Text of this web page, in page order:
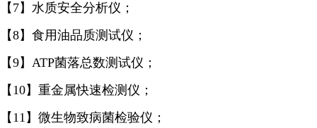
【7】水质安全分析仪；
【8】食用油品质测试仪；
【9】ATP菌落总数测试仪；
【10】重金属快速检测仪；
【11】微生物致病菌检验仪；